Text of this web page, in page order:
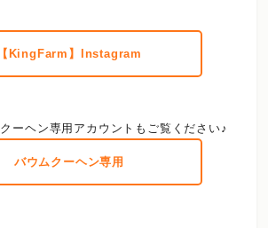
【KingFarm】Instagram
ーヘン専用アカウントもご覧ください♪
バウムクーヘン専用